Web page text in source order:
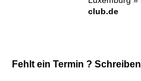
club.de
Fehlt ein Termin ?